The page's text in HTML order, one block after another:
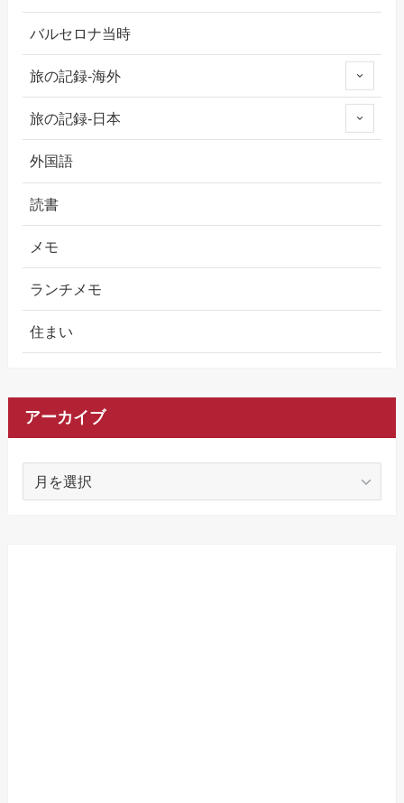
バルセロナ当時
旅の記録-海外
旅の記録-日本
外国語
読書
メモ
ランチメモ
住まい
アーカイブ